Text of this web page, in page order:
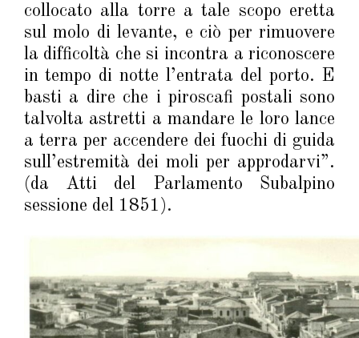
collocato alla torre a tale scopo eretta
sul molo di levante, e ciò per rimuovere
la difficoltà che si incontra a riconoscere
in tempo di notte l’entrata del porto. E
basti a dire che i piroscafi postali sono
talvolta astretti a mandare le loro lance
a terra per accendere dei fuochi di guida
sull’estremità dei moli per approdarvi”.
(da Atti del Parlamento Subalpino
sessione del 1851).